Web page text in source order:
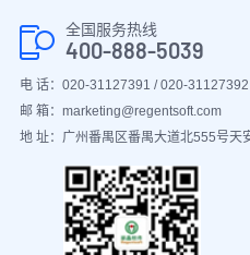
全国服务热线
400-888-5039
电 话：020-31127391 / 020-31127392
邮 箱：marketing@regentsoft.com
地 址：广州番禺区番禺大道北555号天